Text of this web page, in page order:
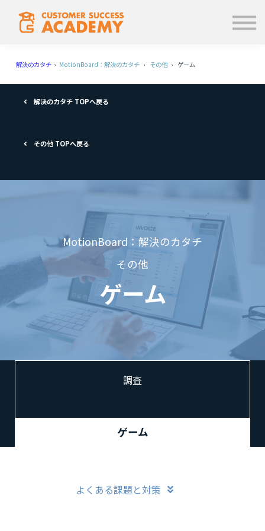
学ぶ
使い方
ログイン
解決のカタチ › MotionBoard：解決のカタチ › その他› ゲーム
解決のカタチ TOPへ戻る
その他 TOPへ戻る
MotionBoard：解決のカタチ
その他
ゲーム
調査
ゲーム
よくある課題と対策